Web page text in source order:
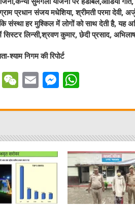
प्रधान संजय मधेशिया, श्रीमती परमा देवी,
कि संस्था हर मुश्किल में लोगों को साथ देती है, यह
लिन्सी,श्रवण कुमार, छेदी प्रसाद, अभिलाष
श्याम निगम की रिपोर्ट
T
W
C
at
E
ai
M
ss
n
g
er
at
A
p
p